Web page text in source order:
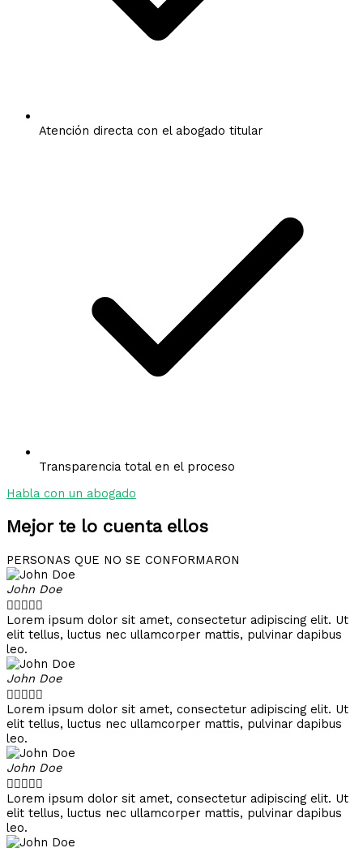
Atención directa con el abogado titular
Transparencia total en el proceso
Habla con un abogado
Mejor te lo cuenta ellos
PERSONAS QUE NO SE CONFORMARON
John Doe

Lorem ipsum dolor sit amet, consectetur adipiscing elit. Ut
elit tellus, luctus nec ullamcorper mattis, pulvinar dapibus
leo.
John Doe

Lorem ipsum dolor sit amet, consectetur adipiscing elit. Ut
elit tellus, luctus nec ullamcorper mattis, pulvinar dapibus
leo.
John Doe

Lorem ipsum dolor sit amet, consectetur adipiscing elit. Ut
elit tellus, luctus nec ullamcorper mattis, pulvinar dapibus
leo.